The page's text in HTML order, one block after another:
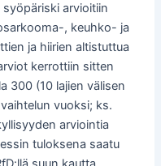
arvioitiin
, keuhko- ja
ja hiirien altistuttua
kerrottiin sitten
300 (10 lajien välisen
vuoksi; ks.
arviointia
tuloksena saatu